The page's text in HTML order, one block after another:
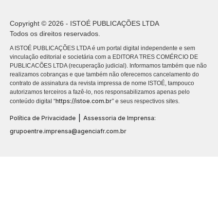
Copyright © 2026 - ISTOÉ PUBLICAÇÕES LTDA
Todos os direitos reservados.
A ISTOÉ PUBLICAÇÕES LTDA é um portal digital independente e sem
vinculação editorial e societária com a EDITORA TRES COMÉRCIO DE
PUBLICACÕES LTDA (recuperação judicial). Informamos também que não
realizamos cobranças e que também não oferecemos cancelamento do
contrato de assinatura da revista impressa de nome ISTOÉ, tampouco
autorizamos terceiros a fazê-lo, nos responsabilizamos apenas pelo
conteúdo digital “https://istoe.com.br” e seus respectivos sites.
Política de Privacidade
Assessoria de Imprensa:
grupoentre.imprensa@agenciafr.com.br